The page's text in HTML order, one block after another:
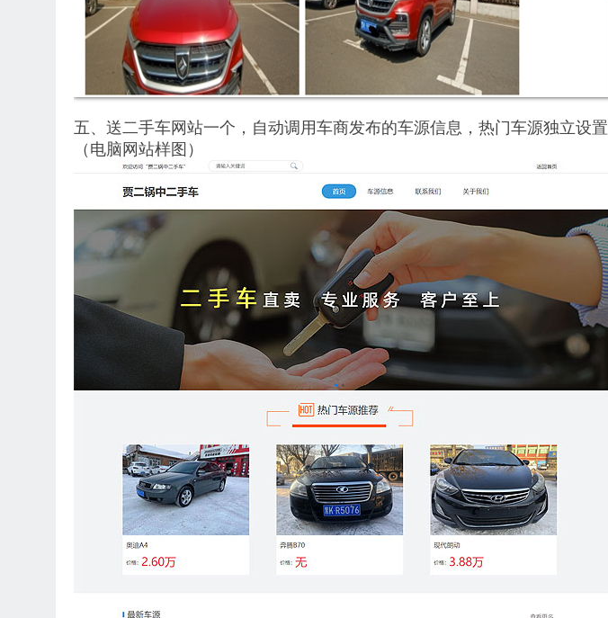
五、送二手车网站一个，自动调用车商发布的车源信息，热门车源独立设置
（电脑网站样图）